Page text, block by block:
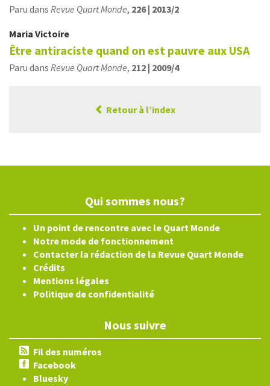
Paru dans Revue Quart Monde, 226 | 2013/2
Maria Victoire
Être antiraciste quand on est pauvre aux USA
Paru dans Revue Quart Monde, 212 | 2009/4
Retour à l’index
Qui sommes nous?
Un point de rencontre avec le Quart Monde
Notre mode de fonctionnement
Contacter la rédaction de la Revue Quart Monde
Crédits
Mentions légales
Politique de confidentialité
Nous suivre
Fil des numéros
Facebook
Bluesky